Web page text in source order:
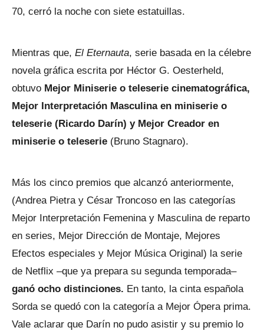
70, cerró la noche con siete estatuillas.
Mientras que, El Eternauta, serie basada en la célebre
novela gráfica escrita por Héctor G. Oesterheld,
obtuvo Mejor Miniserie o teleserie cinematográfica,
Mejor Interpretación Masculina en miniserie o
teleserie (Ricardo Darín) y Mejor Creador en
miniserie o teleserie (Bruno Stagnaro).
Más los cinco premios que alcanzó anteriormente,
(Andrea Pietra y César Troncoso en las categorías
Mejor Interpretación Femenina y Masculina de reparto
en series, Mejor Dirección de Montaje, Mejores
Efectos especiales y Mejor Música Original) la serie
de Netflix –que ya prepara su segunda temporada–
ganó ocho distinciones. En tanto, la cinta española
Sorda se quedó con la categoría a Mejor Ópera prima.
Vale aclarar que Darín no pudo asistir y su premio lo